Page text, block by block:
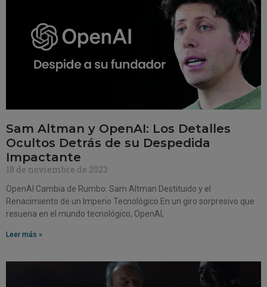
Sam Altman y OpenAI: Los Detalles
Ocultos Detrás de su Despedida
Impactante
18 de noviembre de 2023
OpenAI Cambia de Rumbo: Sam Altman Destituido y el
Renacimiento de un Imperio Tecnológico En un giro sorpresivo que
resuena en el mundo tecnológico, OpenAI,
Leer más »